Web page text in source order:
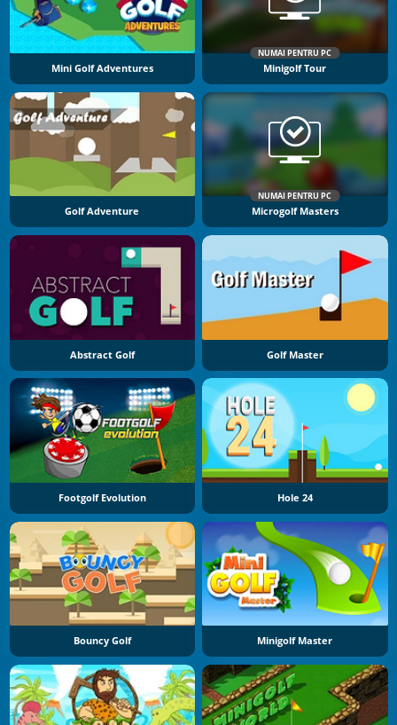
Mini Golf Adventures
NUMAI PENTRU PC
Minigolf Tour
Golf Adventure
NUMAI PENTRU PC
Microgolf Masters
Abstract Golf Golf Master
Footgolf Evolution Hole 24
Bouncy Golf Minigolf Master